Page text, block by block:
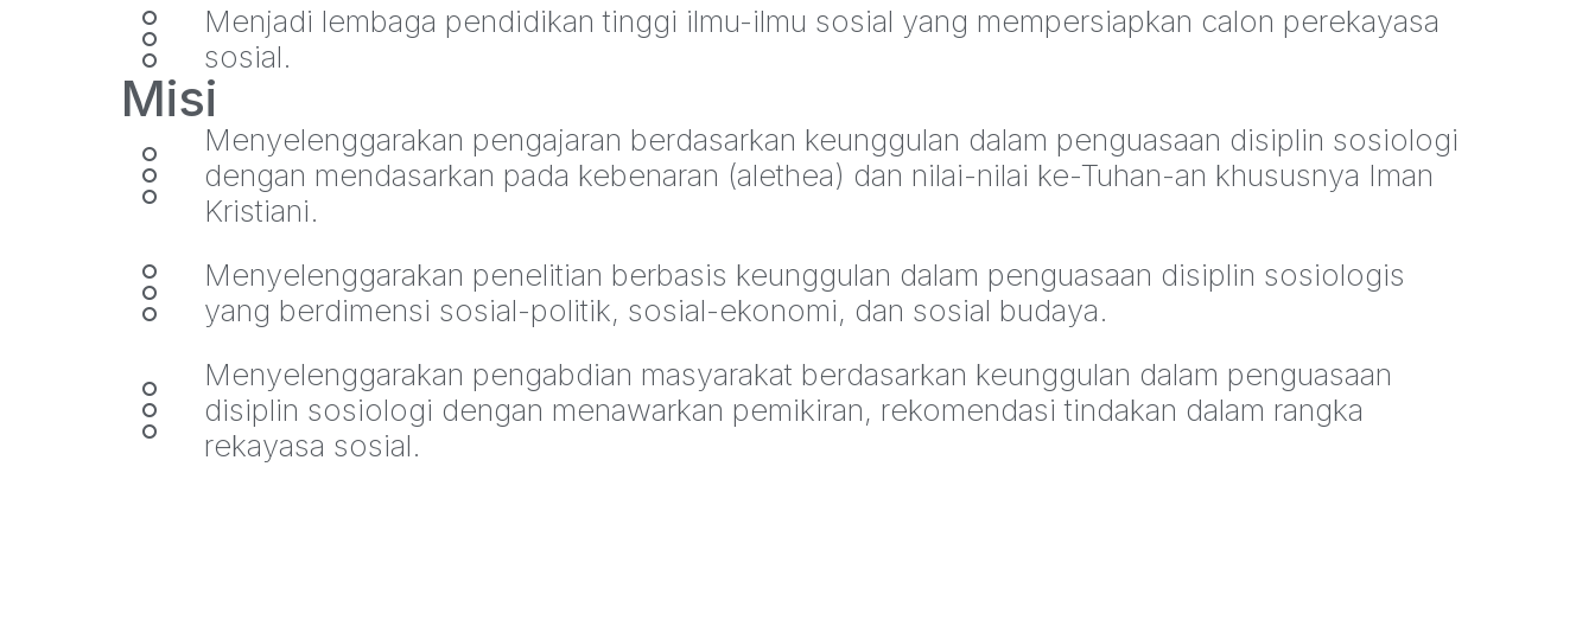
Menjadi lembaga pendidikan tinggi ilmu-ilmu sosial yang mempersiapkan calon perekayasa
sosial.
Misi
Menyelenggarakan pengajaran berdasarkan keunggulan dalam penguasaan disiplin sosiologi
dengan mendasarkan pada kebenaran (alethea) dan nilai-nilai ke-Tuhan-an khususnya Iman
Kristiani.
Menyelenggarakan penelitian berbasis keunggulan dalam penguasaan disiplin sosiologis
yang berdimensi sosial-politik, sosial-ekonomi, dan sosial budaya.
Menyelenggarakan pengabdian masyarakat berdasarkan keunggulan dalam penguasaan
disiplin sosiologi dengan menawarkan pemikiran, rekomendasi tindakan dalam rangka
rekayasa sosial.